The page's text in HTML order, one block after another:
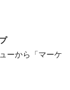
ーから「マーケ